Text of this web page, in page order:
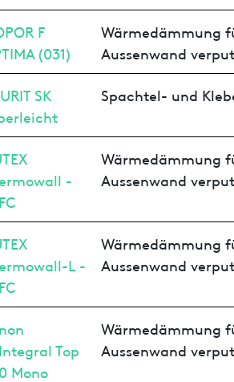
F
(031)
Wärmedämmung
Aussenwand
SK
Spachtel- und
-
Wärmedämmung
Aussenwand
L -
Wärmedämmung
Aussenwand
Top
Mono
Wärmedämmung
Aussenwand